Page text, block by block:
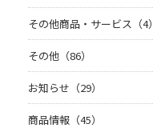
その他商品・サービス（4）
その他（86）
お知らせ（29）
商品情報（45）